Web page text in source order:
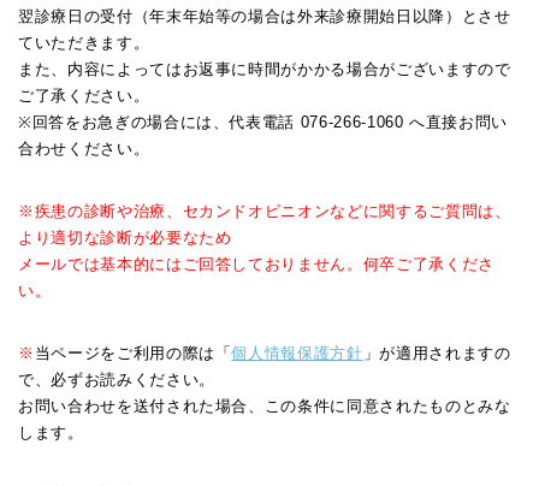
翌診療日の受付（年末年始等の場合は外来診療開始日以降）とさせ
ていただきます。
また、内容によってはお返事に時間がかかる場合がございますので
ご了承ください。
※回答をお急ぎの場合には、代表電話 076-266-1060 へ直接お問い
合わせください。
※疾患の診断や治療、セカンドオピニオンなどに関するご質問は、
より適切な診断が必要なため
メールでは基本的にはご回答しておりません。何卒ご了承くださ
い。
※ 当ページをご利用の際は「個人情報保護方針 」が適用されますの
で、必ずお読みください。
お問い合わせを送付された場合、この条件に同意されたものとみな
します。